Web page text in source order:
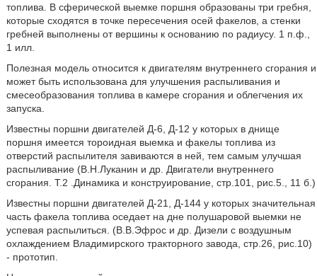
топлива. В сферической выемке поршня образованы три гребня,
которые сходятся в точке пересечения осей факелов, а стенки
гребней выполнены от вершины к основанию по радиусу. 1 п.ф.,
1 илл.
Полезная модель относится к двигателям внутреннего сгорания и
может быть использована для улучшения распыливания и
смесеобразования топлива в камере сгорания и облегчения их
запуска.
Известны поршни двигателей Д-6, Д-12 у которых в днище
поршня имеется тороидная выемка и факелы топлива из
отверстий распылителя завиваются в ней, тем самым улучшая
распыливание (В.Н.Луканин и др. Двигатели внутреннего
сгорания. Т.2 .Динамика и конструирование, стр.101, рис.5., 11 б.)
Известны поршни двигателей Д-21, Д-144 у которых значительная
часть факела топлива оседает на дне полушаровой выемки не
успевая распылиться. (В.В.Эфрос и др. Дизели с воздушным
охлаждением Владимирского тракторного завода, стр.26, рис.10)
- прототип.